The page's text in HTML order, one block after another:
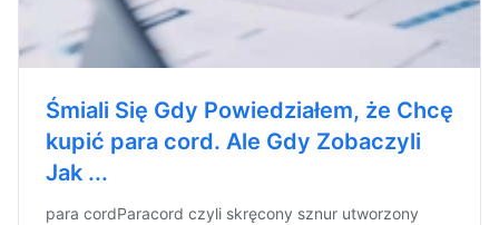
Śmiali Się Gdy Powiedziałem, że Chcę
kupić para cord. Ale Gdy Zobaczyli
Jak ...
para cordParacord czyli skręcony sznur utworzony